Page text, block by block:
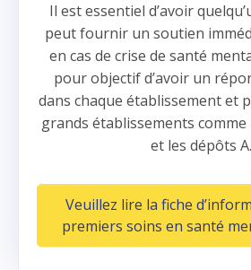
Il est essentiel d’avoir
peut fournir un soutien
en cas de crise de santé
pour objectif d’avoir un
dans chaque établissement et
grands établissements
et les dépôts A.
Veuillez lire la fiche
premiers soins en santé